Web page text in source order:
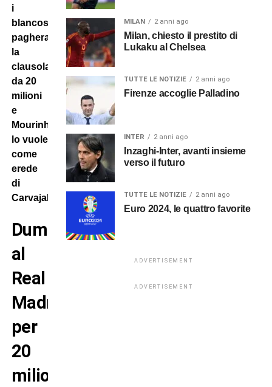
i
blancos
pagheranno
la
clausola
da 20
milioni
e
Mourinho
lo vuole
come
erede
di
Carvajal.
Dumfries
al
Real
Madrid
per
20
milioni
MILAN 2 anni ago
Milan, chiesto il prestito di
Lukaku al Chelsea
TUTTE LE NOTIZIE 2 anni ago
Firenze accoglie Palladino
INTER 2 anni ago
Inzaghi-Inter, avanti insieme
verso il futuro
TUTTE LE NOTIZIE 2 anni ago
Euro 2024, le quattro favorite
ADVERTISEMENT
ADVERTISEMENT